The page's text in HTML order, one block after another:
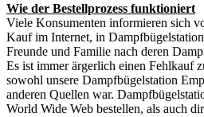
Wie der Bestellprozess funktioniert
Viele Konsumenten informieren sich
Kauf im Internet, in
Freunde und Familie nach deren
Es ist immer ärgerlich einen Fehlkauf
sowohl unsere Dampfbügelstation
anderen Quellen war.
World Wide Web bestellen, als auch